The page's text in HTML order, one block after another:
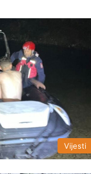
Vijesti